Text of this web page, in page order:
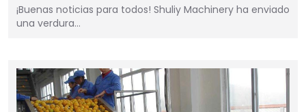
¡Buenas noticias para todos! Shuliy Machinery ha enviado
una verdura…